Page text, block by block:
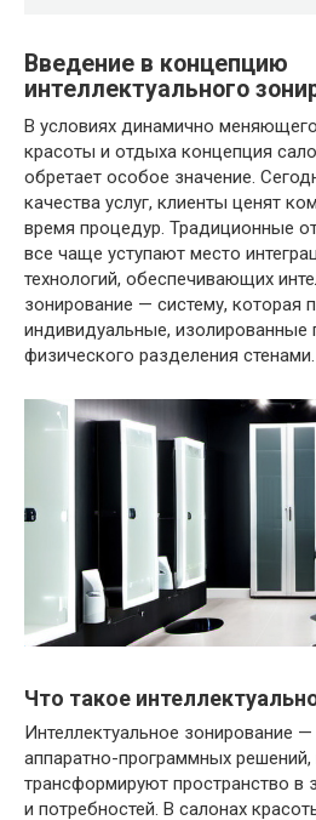
Введение в концепцию
интеллектуального
В условиях динамично
красоты и отдыха концепция
обретает особое значение.
качества услуг, клиенты ценят
время процедур. Традиционные
все чаще уступают место
технологий, обеспечивающих
зонирование — систему, которая
индивидуальные, изолированные
физического разделения стенами.
Что такое
Интеллектуальное зонирование
аппаратно-программных
трансформируют пространство в
и потребностей. В салонах